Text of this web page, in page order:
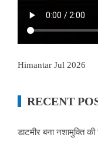
Himantar Jul 2026
RECENT
डाटमीर बना नशामुक्ति